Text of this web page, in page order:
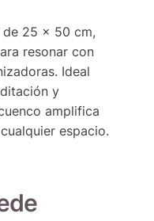
de 25 x 50 cm,
resonar con
Ideal
y
amplifica
espacio.